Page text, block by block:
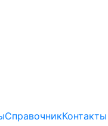
СправочникКонтакты